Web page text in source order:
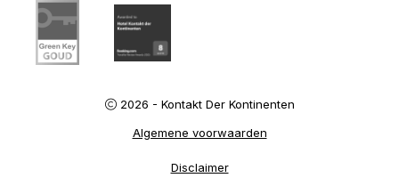
2026 - Kontakt Der Kontinenten
Algemene voorwaarden
Disclaimer